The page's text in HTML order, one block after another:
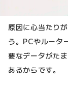
原因に心当たり
う。PCやルータ
要なデータがた
あるからです。